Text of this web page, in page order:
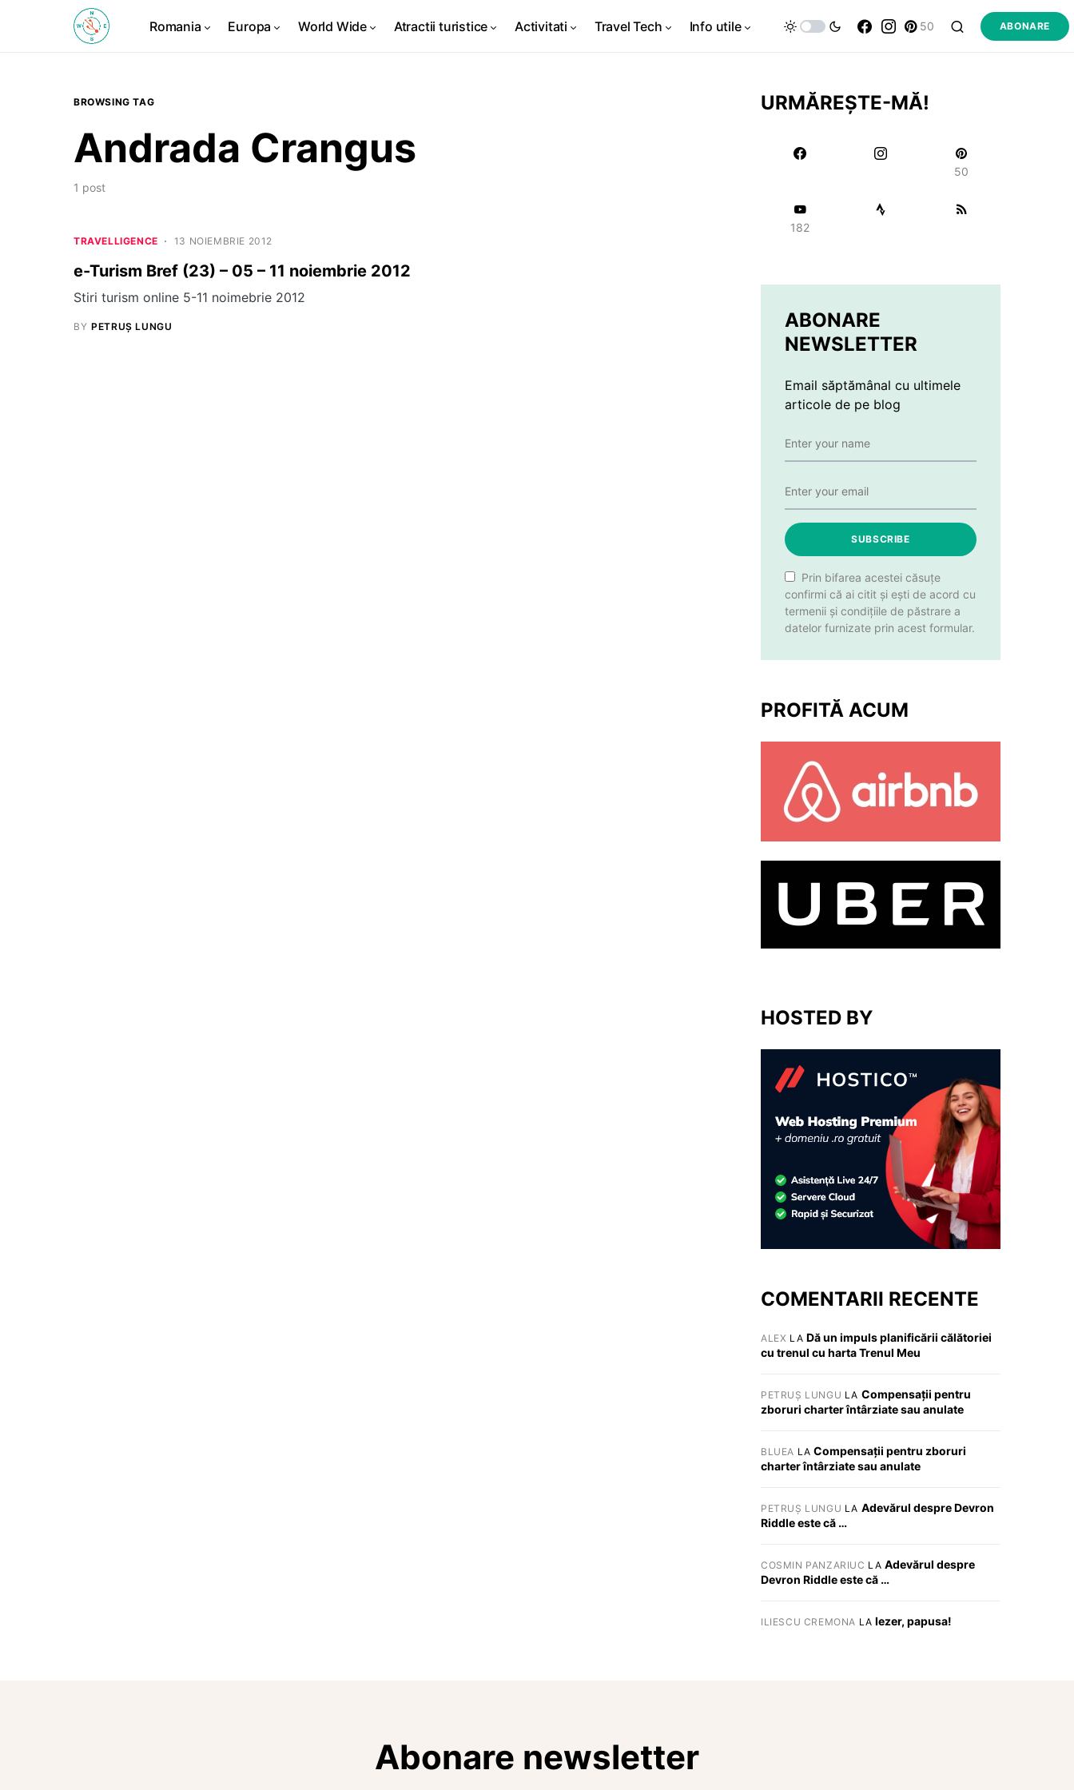
Romania Europa World Wide Atractii turistice Activitati Travel Tech Info utile 50 ABONARE
BROWSING TAG
Andrada Crangus
1 post
TRAVELLIGENCE 13 NOIEMBRIE 2012
e-Turism Bref (23) – 05 – 11 noiembrie 2012
Stiri turism online 5-11 noimebrie 2012
BY PETRUȘ LUNGU
URMĂREȘTE-MĂ!
50
182
ABONARE
NEWSLETTER
Email săptămânal cu ultimele
articole de pe blog
SUBSCRIBE
Prin bifarea acestei căsuțe
confirmi că ai citit și ești de acord cu
termenii și condițiile de păstrare a
datelor furnizate prin acest formular.
PROFITĂ ACUM
HOSTED BY
COMENTARII RECENTE
ALEX LA Dă un impuls planificării călătoriei
cu trenul cu harta Trenul Meu
PETRUȘ LUNGU LA Compensații pentru
zboruri charter întârziate sau anulate
BLUEA LACompensații pentru zboruri
charter întârziate sau anulate
PETRUȘ LUNGU LA Adevărul despre Devron
Riddle este că …
COSMIN PANZARIUC LA Adevărul despre
Devron Riddle este că …
ILIESCU CREMONA LA Iezer, papusa!
Abonare newsletter